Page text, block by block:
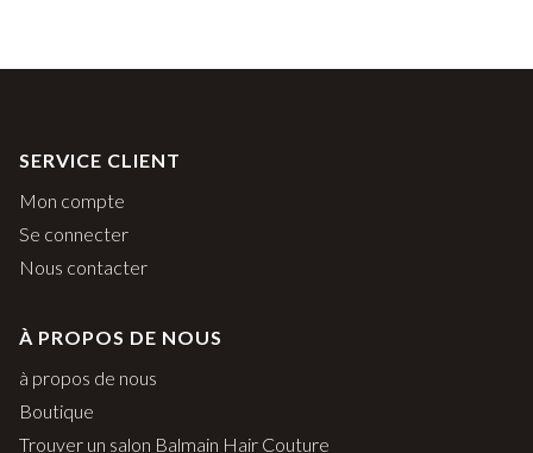
SERVICE CLIENT
Mon compte
Se connecter
Nous contacter
À PROPOS DE NOUS
à propos de nous
Boutique
Trouver un salon Balmain Hair Couture